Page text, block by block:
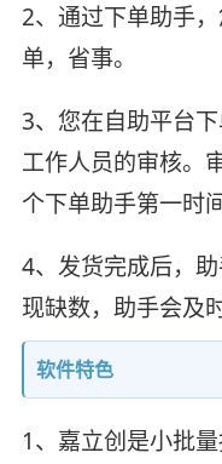
2、通过下单助手
单，省事。
3、您在自助平台
工作人员的审核。
个下单助手第一时
4、发货完成后，
现缺数，助手会及
软件特色
1、嘉立创是小批